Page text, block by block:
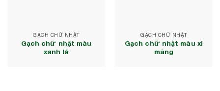
GẠCH CHỮ NHẬT
Gạch chữ nhật màu
xanh lá
GẠCH CHỮ NHẬT
Gạch chữ nhật màu xi
măng